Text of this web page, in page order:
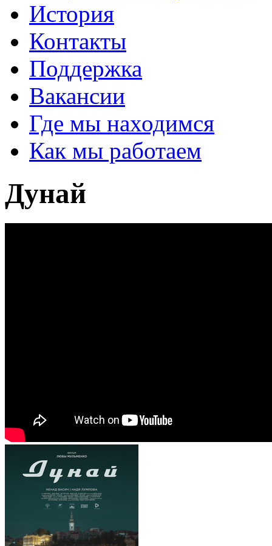
История
Контакты
Поддержка
Вакансии
Где мы находимся
Как мы работаем
Дунай